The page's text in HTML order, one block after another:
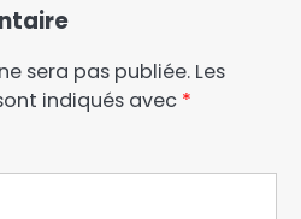
sera pas publiée. Les
indiqués avec *